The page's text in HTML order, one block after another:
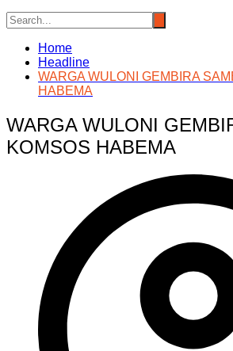
Home
Headline
WARGA WULONI GEMBIRA
HABEMA
WARGA WULONI
KOMSOS HABEMA